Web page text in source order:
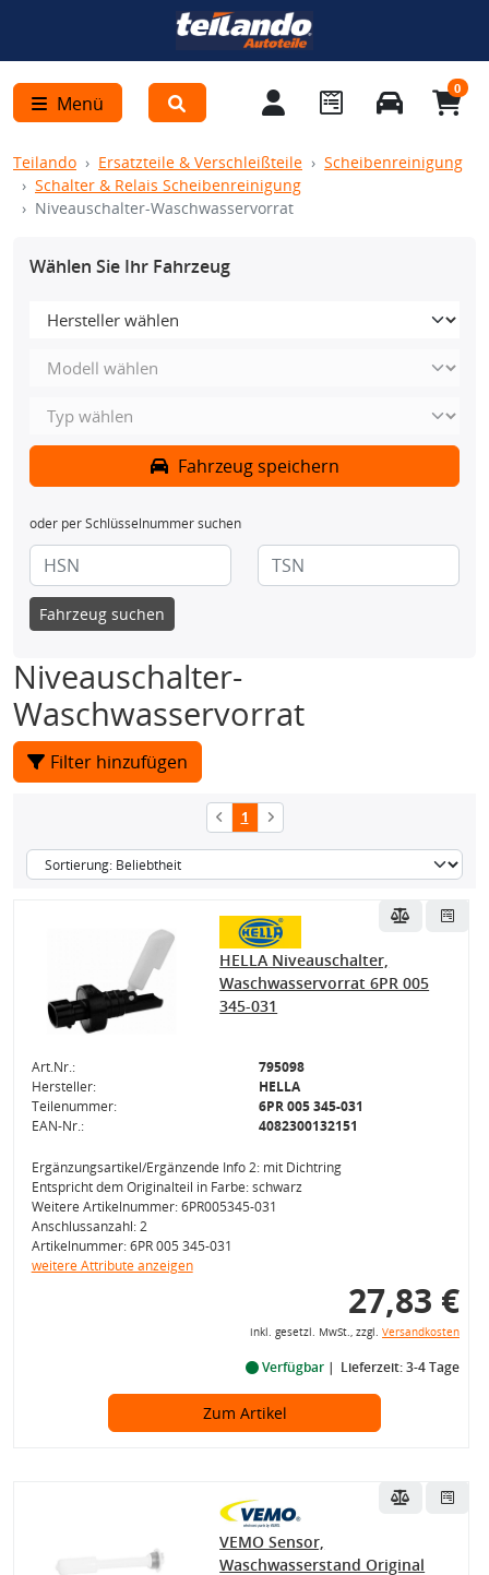
Menü
0
Teilando Ersatzteile & Verschleißteile
Scheibenreinigung
Schalter & Relais Scheibenreinigung
Niveauschalter-Waschwasservorrat
Wählen Sie Ihr Fahrzeug
Fahrzeug speichern
oder per Schlüsselnummer suchen
Fahrzeug suchen
Niveauschalter-
Waschwasservorrat
Filter hinzufügen
1
HELLA Niveauschalter,
Waschwasservorrat 6PR 005
345-031
Art.Nr.:
795098
Hersteller:
HELLA
Teilenummer:
6PR 005 345-031
EAN-Nr.:
4082300132151
Ergänzungsartikel/Ergänzende Info 2: mit Dichtring
Entspricht dem Originalteil in Farbe: schwarz
Weitere Artikelnummer: 6PR005345-031
Anschlussanzahl: 2
Artikelnummer: 6PR 005 345-031
weitere Attribute anzeigen
27,83 €
inkl. gesetzl. MwSt., zzgl. Versandkosten
Verfügbar Lieferzeit: 3-4 Tage
Zum Artikel
VEMO Sensor,
Waschwasserstand Original